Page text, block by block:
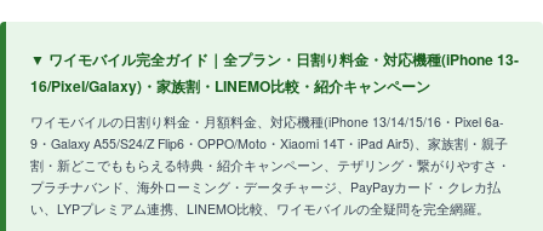
▼ ワイモバイル完全ガイド｜全プラン・日割り料金・対応機種(iPhone 13-
16/Pixel/Galaxy)・家族割・LINEMO比較・紹介キャンペーン
ワイモバイルの日割り料金・月額料金、対応機種(iPhone 13/14/15/16・Pixel 6a-
9・Galaxy A55/S24/Z Flip6・OPPO/Moto・Xiaomi 14T・iPad Air5)、家族割・親子
割・新どこでももらえる特典・紹介キャンペーン、テザリング・繋がりやすさ・
プラチナバンド、海外ローミング・データチャージ、PayPayカード・クレカ払
い、LYPプレミアム連携、LINEMO比較、ワイモバイルの全疑問を完全網羅。